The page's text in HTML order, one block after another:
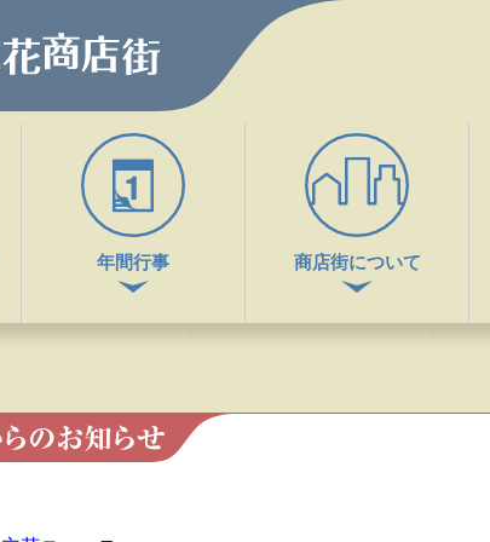
年間行事 商店街について